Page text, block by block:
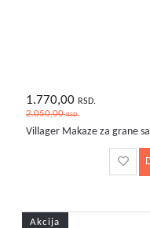
1.770,00 RSD.
2.050,00RSD.
Villager Makaze za grane
Akcija